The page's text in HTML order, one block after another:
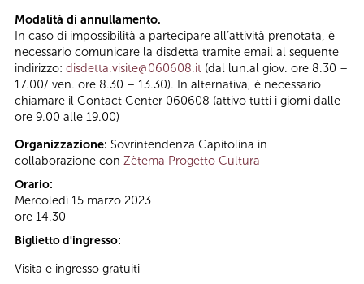
Modalità di annullamento.
In caso di impossibilità a partecipare all’attività prenotata, è
necessario comunicare la disdetta tramite email al seguente
indirizzo: disdetta.visite@060608.it (dal lun.al giov. ore 8.30 –
17.00/ ven. ore 8.30 – 13.30). In alternativa, è necessario
chiamare il Contact Center 060608 (attivo tutti i giorni dalle
ore 9.00 alle 19.00)
Organizzazione: Sovrintendenza Capitolina in
collaborazione con Zètema Progetto Cultura
Orario:
Mercoledì 15 marzo 2023
ore 14.30
Biglietto d'ingresso:
Visita e ingresso gratuiti